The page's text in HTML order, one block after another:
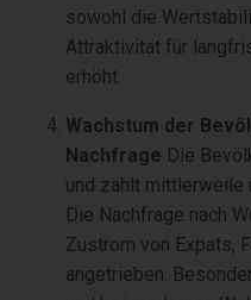
sowohl die
Attraktivität für
erhöht.
Wachstum der
Nachfrage Die
und zählt mittlerweile
Die Nachfrage nach
Zustrom von Expats,
angetrieben.